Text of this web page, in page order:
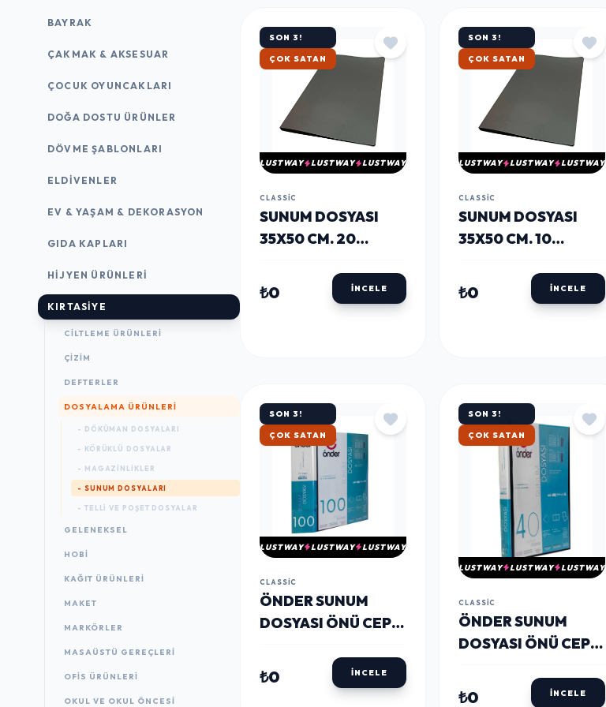
BAYRAK
ÇAKMAK & AKSESUAR
ÇOCUK OYUNCAKLARI
DOĞA DOSTU ÜRÜNLER
DÖVME ŞABLONLARI
ELDIVENLER
EV & YAŞAM & DEKORASYON
GIDA KAPLARI
HIJYEN ÜRÜNLERI
KIRTASİYE
CILTLEME ÜRÜNLERI
ÇİZİM
DEFTERLER
DOSYALAMA ÜRÜNLERI
- DÖKÜMAN DOSYALARI
- KÖRÜKLÜ DOSYALAR
- MAGAZINLIKLER
- SUNUM DOSYALARI
- TELLI VE POŞET DOSYALAR
GELENEKSEL
HOBİ
KAĞIT ÜRÜNLERI
MAKET
MARKÖRLER
MASAÜSTÜ GEREÇLERI
OFIS ÜRÜNLERI
OKUL VE OKUL ÖNCESİ
SON 3!
ÇOK SATAN
LUSTWAY LUSTWAY LUSTWAY
CLASSIC
SUNUM DOSYASI
35X50 CM. 20
₺0 İNCELE
SON 3!
ÇOK SATAN
LUSTWAY LUSTWAY LUSTWAY
CLASSIC
SUNUM DOSYASI
35X50 CM. 10
₺0 İNCELE
SON 3!
ÇOK SATAN
LUSTWAY LUSTWAY LUSTWAY
CLASSIC
ÖNDER SUNUM
DOSYASI ÖNÜ CEPLI
(1230-3)
₺0 İNCELE
SON 3!
ÇOK SATAN
LUSTWAY LUSTWAY LUSTWAY
CLASSIC
ÖNDER SUNUM
DOSYASI ÖNÜ CEPLI
₺0 İNCELE